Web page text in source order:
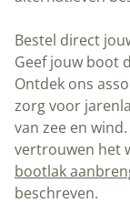
E:
Meld je aan
Naam
(Vereist)
mailadres